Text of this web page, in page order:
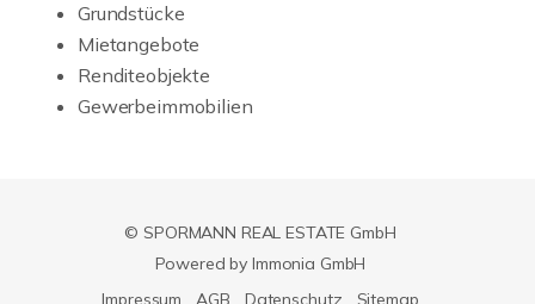
Grundstücke
Mietangebote
Renditeobjekte
Gewerbeimmobilien
© SPORMANN REAL ESTATE GmbH
Powered by Immonia GmbH
Impressum
AGB Datenschutz Sitemap